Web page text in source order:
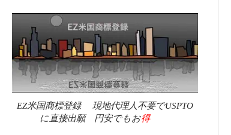
EZ米国商標登録 現地代理人不要でUSPTO
に直接出願 円安でもお得